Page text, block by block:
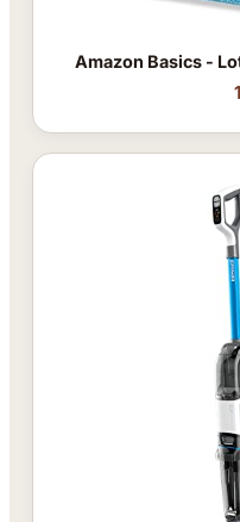
Amazon Basics -